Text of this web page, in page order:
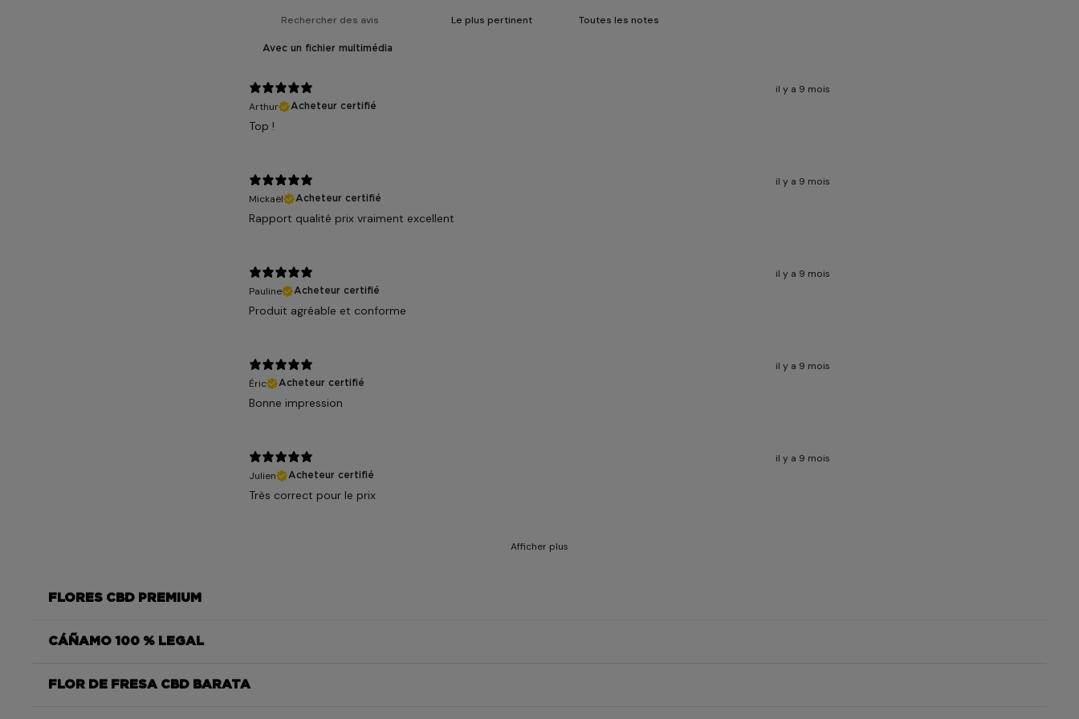
Avec un fichier multimédia
il y a 9 mois
Arthur
Acheteur certifié
Top !
il y a 9 mois
Mickaël
Acheteur certifié
Rapport qualité prix vraiment excellent
il y a 9 mois
Pauline
Acheteur certifié
Produit agréable et conforme
il y a 9 mois
Éric
Acheteur certifié
Bonne impression
il y a 9 mois
Julien
Acheteur certifié
Très correct pour le prix
Afficher plus
FLORES CBD PREMIUM
Strawberry
CÁÑAMO 100 % LEGAL
Strawberry
FLOR DE FRESA CBD BARATA